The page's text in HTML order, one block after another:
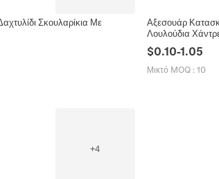
Σκουλαρίκια Με
Αξεσουάρ
Λουλούδια
$0.10-1.05
Μικτό MOQ : 10
+4